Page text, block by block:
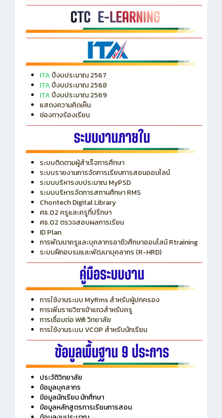
ITA ปีงบประมาณ 2567
ITA ปีงบประมาณ 2568
ITA ปีงบประมาณ 2569
แสดงความคิดเห็น
ช่องทางร้องเรียน
ระบบติดตามผู้สำเร็จการศึกษา
ระบบรายงานการจัดการเรียนการสอนออนไลน์
ระบบบริหารงบประมาณ MyPSD
ระบบบริหารจัดการสถานศึกษา RMS
Chontech Digital Library
ศธ.02 ครูและครูที่ปรึกษา
ศธ.02 ตรวจสอบผลการเรียน
ID Plan
การพัฒนาครูและบุคลากรอาชีวศึกษาออนไลน์ Rtraining
ระบบฝึกอบรมและพัฒนาบุคลากร (R-HRD)
การใช้งานระบบ MyRms สำหรับผู้ปกครอง
การเพิ่มรายวิชาเข้าแถวสำหรับครู
การเชื่อมต่อ Wifi วิทยาลัย
การใช้งานระบบ VCOP สำหรับนักเรียน
ประวัติวิทยาลัย
ข้อมูลบุคลากร
ข้อมูลนักเรียน นักศึกษา
ข้อมูลหลักสูตรการเรียนการสอน